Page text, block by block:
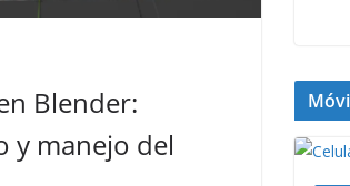
Blender:
y manejo del